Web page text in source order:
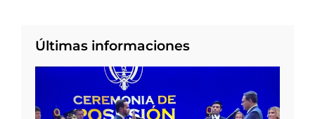
Últimas informaciones